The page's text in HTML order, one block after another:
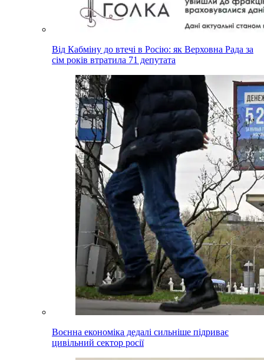
Від Кабміну до втечі в Росію: як Верховна Рада за
сім років втратила 71 депутата
Воєнна економіка дедалі сильніше підриває
цивільний сектор росії